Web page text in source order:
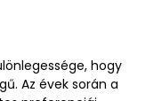
hogy
Az évek során a